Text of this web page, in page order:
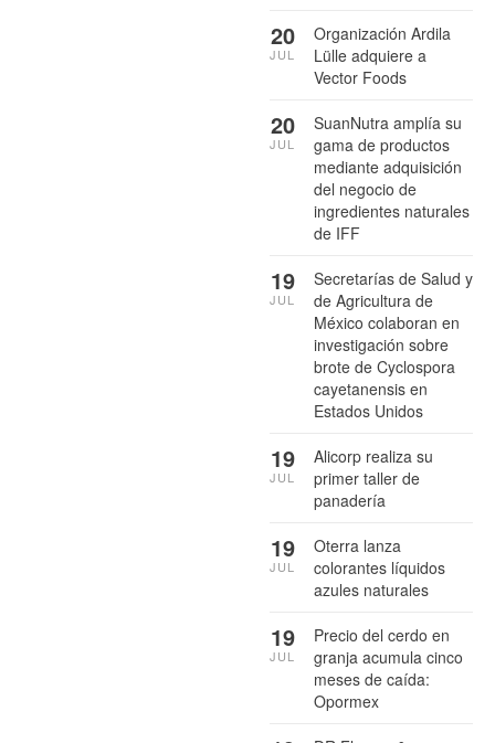
Organización Ardila
Lülle adquiere a
Vector Foods
20
JUL
SuanNutra amplía su
gama de productos
mediante adquisición
del negocio de
ingredientes naturales
de IFF
20
JUL
Secretarías de Salud y
de Agricultura de
México colaboran en
investigación sobre
brote de Cyclospora
cayetanensis en
Estados Unidos
19
JUL
Alicorp realiza su
primer taller de
panadería
19
JUL
Oterra lanza
colorantes líquidos
azules naturales
19
JUL
Precio del cerdo en
granja acumula cinco
meses de caída:
Opormex
19
JUL